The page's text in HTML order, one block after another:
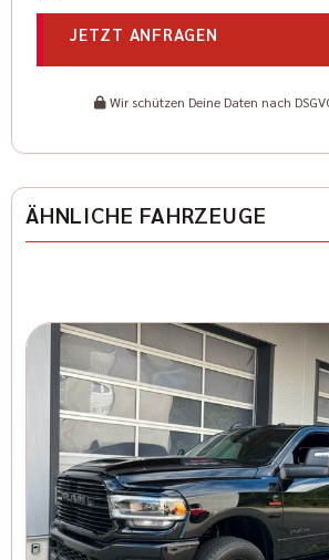
JETZT ANFRAGEN
Wir schützen Deine Daten nach
ÄHNLICHE FAHRZEUGE